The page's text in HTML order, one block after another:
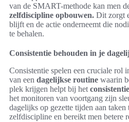
van de SMART-methode kan men
zelfdiscipline opbouwen. Dit zorgt
blijft en de actie onderneemt die
te behalen.
Consistentie behouden in je
Consistentie spelen een cruciale rol
van een dagelijkse routine waarin
plek krijgen helpt bij het
het monitoren van voortgang zijn
dagelijks op gezette tijden aan
zelfdiscipline en bereikt men betere